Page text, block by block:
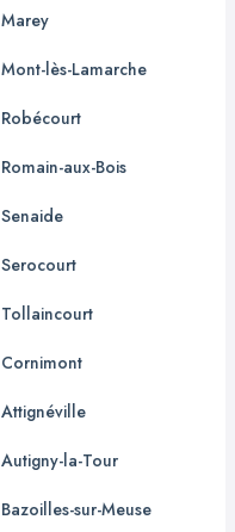
Marey
Mont-lès-Lamarche
Robécourt
Romain-aux-Bois
Senaide
Serocourt
Tollaincourt
Cornimont
Attignéville
Autigny-la-Tour
Bazoilles-sur-Meuse